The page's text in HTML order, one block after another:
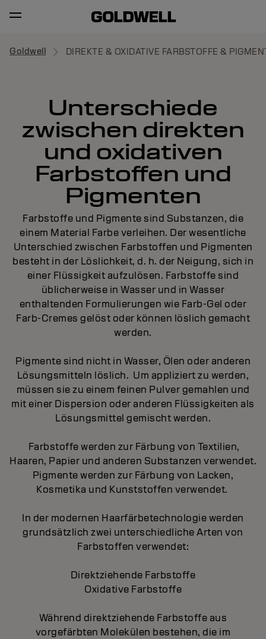
Goldwell DIREKTE & OXIDATIVE FARBSTOFFE &
Unterschiede
zwischen direkten
und oxidativen
Farbstoffen und
Pigmenten
Farbstoffe und Pigmente sind Substanzen, die
einem Material Farbe verleihen. Der wesentliche
Unterschied zwischen Farbstoffen und Pigmenten
besteht in der Löslichkeit, d. h. der Neigung, sich in
einer Flüssigkeit aufzulösen. Farbstoffe sind
üblicherweise in Wasser und in Wasser
enthaltenden Formulierungen wie Farb-Gel oder
Farb-Cremes gelöst oder können löslich gemacht
werden.
Pigmente sind nicht in Wasser, Ölen oder anderen
Lösungsmitteln löslich. Um appliziert zu werden,
müssen sie zu einem feinen Pulver gemahlen und
mit einer Dispersion oder anderen Flüssigkeiten als
Lösungsmittel gemischt werden.
Farbstoffe werden zur Färbung von Textilien,
Haaren, Papier und anderen Substanzen verwendet.
Pigmente werden zur Färbung von Lacken,
Kosmetika und Kunststoffen verwendet.
In der modernen Haarfärbetechnologie werden
grundsätzlich zwei unterschiedliche Arten von
Farbstoffen verwendet:
Direktziehende Farbstoffe
Oxidative Farbstoffe
Während direktziehende Farbstoffe aus
vorgefärbten Molekülen bestehen, die im